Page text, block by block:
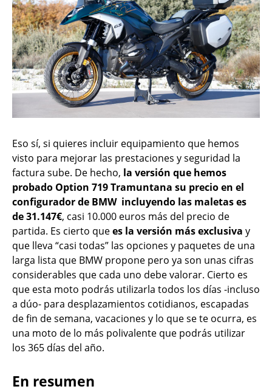
Eso sí, si quieres incluir equipamiento que hemos
visto para mejorar las prestaciones y seguridad la
factura sube. De hecho, la versión que hemos
probado Option 719 Tramuntana su precio en el
configurador de BMW incluyendo las maletas es
de 31.147€, casi 10.000 euros más del precio de
partida. Es cierto quees la versión más exclusiva y
que lleva “casi todas” las opciones y paquetes de una
larga lista que BMW propone pero ya son unas cifras
considerables que cada uno debe valorar. Cierto es
que esta moto podrás utilizarla todos los días -incluso
a dúo- para desplazamientos cotidianos, escapadas
de fin de semana, vacaciones y lo que se te ocurra, es
una moto de lo más polivalente que podrás utilizar
los 365 días del año.
En resumen